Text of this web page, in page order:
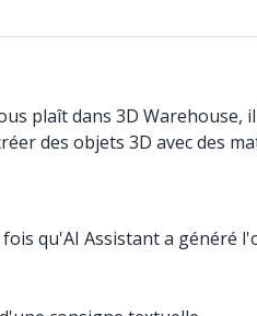
plaît dans 3D Warehouse,
des objets 3D avec des
qu'AI Assistant a généré